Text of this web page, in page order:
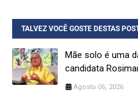
TALVEZ VOCÊ GOSTE DESTAS
Mãe solo é uma
candidata
Agosto 06, 2026